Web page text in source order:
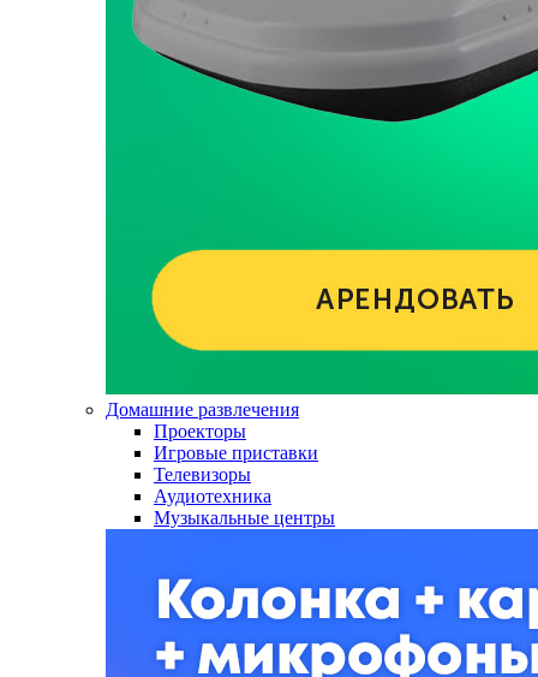
Домашние развлечения
Проекторы
Игровые приставки
Телевизоры
Аудиотехника
Музыкальные центры